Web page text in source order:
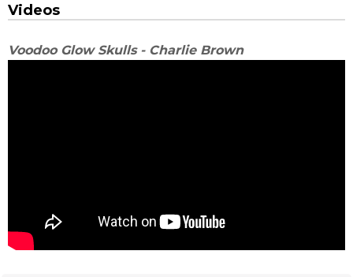
Videos
Voodoo Glow Skulls - Charlie Brown